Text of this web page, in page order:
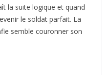
la suite logique et quand
le soldat parfait. La
semble couronner son